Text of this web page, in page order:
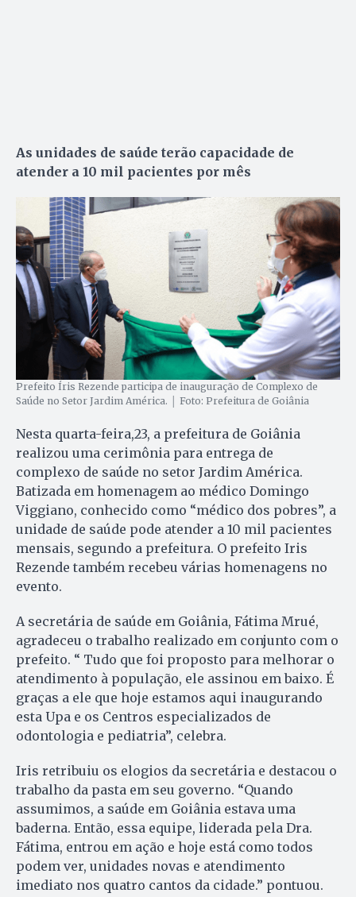
As unidades de saúde terão capacidade de
atender a 10 mil pacientes por mês
Prefeito Íris Rezende participa de inauguração de Complexo de
Saúde no Setor Jardim América. │ Foto: Prefeitura de Goiânia
Nesta quarta-feira,23, a prefeitura de Goiânia
realizou uma cerimônia para entrega de
complexo de saúde no setor Jardim América.
Batizada em homenagem ao médico Domingo
Viggiano, conhecido como “médico dos pobres”, a
unidade de saúde pode atender a 10 mil pacientes
mensais, segundo a prefeitura. O prefeito Iris
Rezende também recebeu várias homenagens no
evento.
A secretária de saúde em Goiânia, Fátima Mrué,
agradeceu o trabalho realizado em conjunto com o
prefeito. “ Tudo que foi proposto para melhorar o
atendimento à população, ele assinou em baixo. É
graças a ele que hoje estamos aqui inaugurando
esta Upa e os Centros especializados de
odontologia e pediatria”, celebra.
Iris retribuiu os elogios da secretária e destacou o
trabalho da pasta em seu governo. “Quando
assumimos, a saúde em Goiânia estava uma
baderna. Então, essa equipe, liderada pela Dra.
Fátima, entrou em ação e hoje está como todos
podem ver, unidades novas e atendimento
imediato nos quatro cantos da cidade.” pontuou.